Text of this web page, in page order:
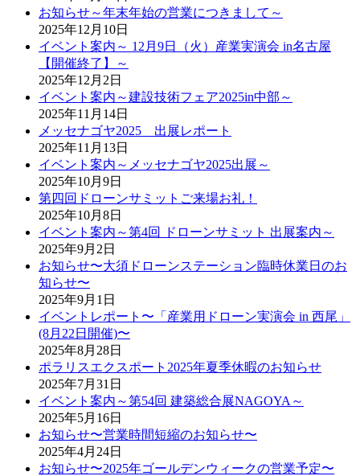
お知らせ～年末年始の営業につきまして～
2025年12月10日
イベント案内～ 12月9日（火）産業実演会 in名古屋
【開催終了】～
2025年12月2日
イベント案内～建設技術フェア2025in中部～
2025年11月14日
メッセナゴヤ2025 出展レポート
2025年11月13日
イベント案内～メッセナゴヤ2025出展～
2025年10月9日
第四回ドローンサミットご来場お礼！
2025年10月8日
イベント案内～第4回 ドローンサミット 出展案内～
2025年9月2日
お知らせ〜大須ドローンステーション臨時休業日のお
知らせ〜
2025年9月1日
イベントレポート〜「産業用ドローン実演会 in 西尾」
(8月22日開催)〜
2025年8月28日
ポラリスエクスポート2025年夏季休暇のお知らせ
2025年7月31日
イベント案内～第54回 建築総合展NAGOYA～
2025年5月16日
お知らせ〜営業時間短縮のお知らせ〜
2025年4月24日
お知らせ〜2025年ゴールデンウィークの営業予定〜